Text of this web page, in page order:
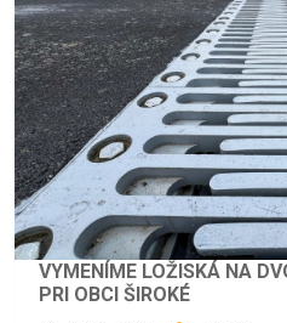
VYMENÍME LOŽISKÁ NA
PRI OBCI ŠIROKÉ